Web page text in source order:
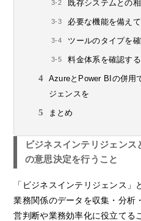
既存システムとの
必要な機能を備え
ツールのタイプを
料金体系を確認する
AzureとPower BIの併用
ジェンスを
まとめ
ビジネスインテリジェン
の意思決定を行うこと
「ビジネスインテリジェンス
業務関係のデータを収集・分析
営判断や業務効率化に役立てる